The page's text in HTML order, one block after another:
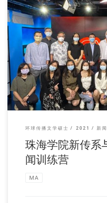
美国有线电视新闻网C […]
环球传播文学硕士 2021 新
珠海学院新传系
闻训练营
MA